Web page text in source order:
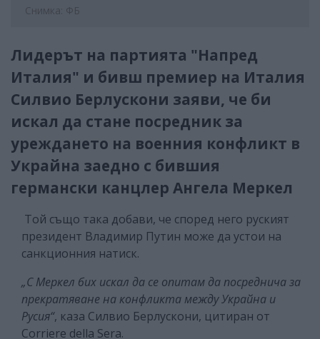
Снимка: ФБ
Лидерът на партията "Напред
Италия" и бивш премиер на Италия
Силвио Берлускони заяви, че би
искал да стане посредник за
уреждането на военния конфликт в
Украйна заедно с бившия
германски канцлер Ангела Меркел
Той също така добави, че според него руският
президент Владимир Путин може да устои на
санкционния натиск.
„С Меркел бих искал да се опитам да посреднича за
прекратяване на конфликта между Украйна и
Русия“, каза Силвио Берлускони, цитиран от
Corriere della Sera.